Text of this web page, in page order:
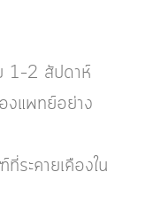
1–2 สัปดาห์
งแพทย์อย่าง
ระคายเคืองใน